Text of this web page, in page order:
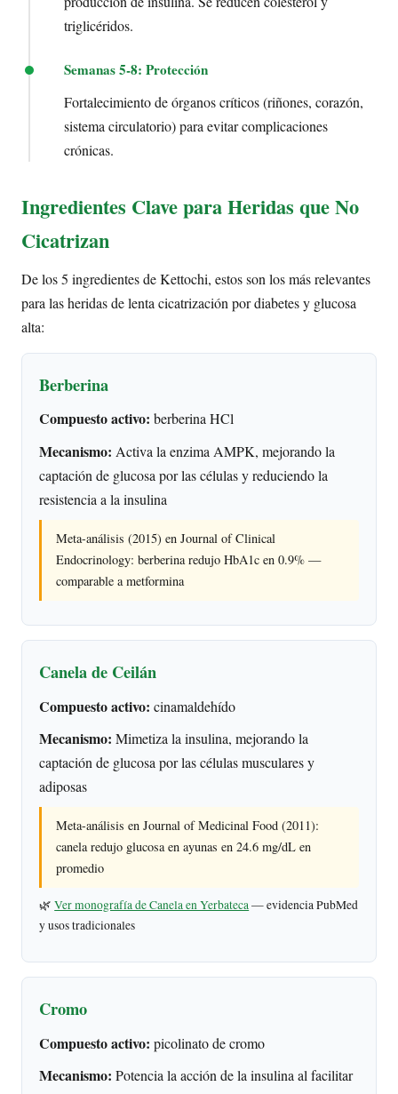
triglicéridos.
Semanas 5-8: Protección
Fortalecimiento de órganos críticos (riñones, corazón,
sistema circulatorio) para evitar complicaciones
crónicas.
Ingredientes Clave para Heridas que No
Cicatrizan
De los 5 ingredientes de Kettochi, estos son los más relevantes
para las heridas de lenta cicatrización por diabetes y glucosa
alta:
Berberina
Compuesto activo: berberina HCl
Mecanismo: Activa la enzima AMPK, mejorando la
captación de glucosa por las células y reduciendo la
resistencia a la insulina
Meta-análisis (2015) en Journal of Clinical
Endocrinology: berberina redujo HbA1c en 0.9% —
comparable a metformina
Canela de Ceilán
Compuesto activo: cinamaldehído
Mecanismo: Mimetiza la insulina, mejorando la
captación de glucosa por las células musculares y
adiposas
Meta-análisis en Journal of Medicinal Food (2011):
canela redujo glucosa en ayunas en 24.6 mg/dL en
promedio
🌿Ver monografía de Canela en Yerbateca— evidencia PubMed
y usos tradicionales
Cromo
Compuesto activo: picolinato de cromo
Mecanismo: Potencia la acción de la insulina al facilitar